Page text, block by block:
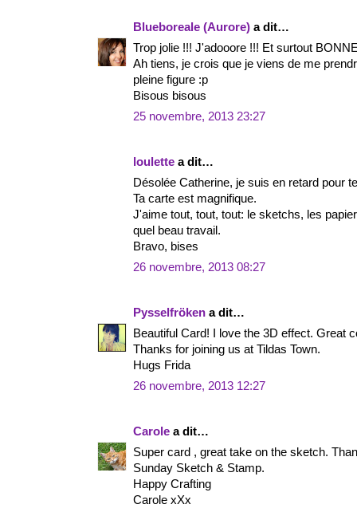
Blueboreale (Aurore) a dit…
Trop jolie !!! J'adooore !!! Et surtout
Ah tiens, je crois que je viens de me
pleine figure :p
Bisous bisous
25 novembre, 2013 23:27
loulette a dit…
Désolée Catherine, je suis en retard pour
Ta carte est magnifique.
J'aime tout, tout, tout: le sketchs, les
quel beau travail.
Bravo, bises
26 novembre, 2013 08:27
Pysselfröken a dit…
Beautiful Card! I love the 3D effect. Great
Thanks for joining us at Tildas Town.
Hugs Frida
26 novembre, 2013 12:27
Carole a dit…
Super card , great take on the sketch.
Sunday Sketch & Stamp.
Happy Crafting
Carole xXx